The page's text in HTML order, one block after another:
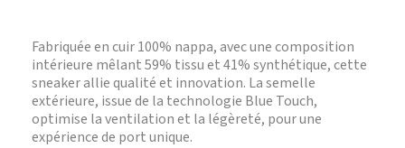
Fabriquée en cuir 100% nappa, avec une composition
intérieure mêlant 59% tissu et 41% synthétique, cette
sneaker allie qualité et innovation. La semelle
extérieure, issue de la technologie Blue Touch,
optimise la ventilation et la légèreté, pour une
expérience de port unique.